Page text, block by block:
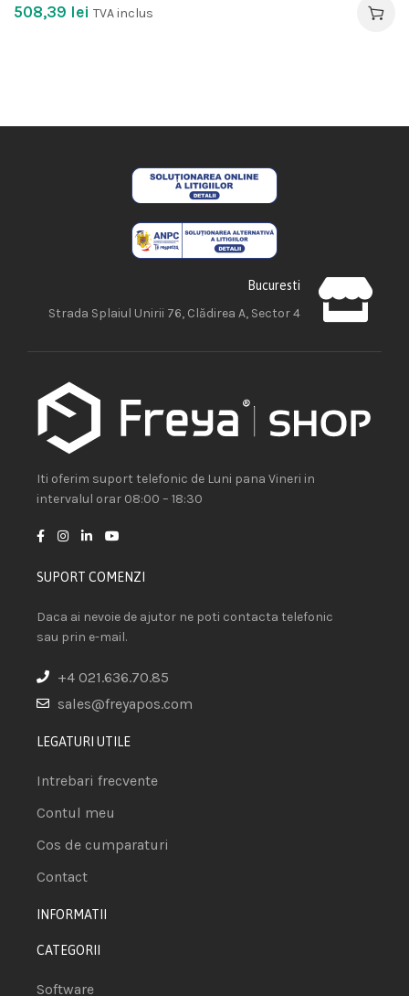
508,39 lei TVA inclus
Bucuresti
Strada Splaiul Unirii 76, Clădirea A, Sector 4
Iti oferim suport telefonic de Luni pana Vineri in
intervalul orar 08:00 – 18:30
SUPORT COMENZI
Daca ai nevoie de ajutor ne poti contacta telefonic
sau prin e-mail.
+4 021.636.70.85
sales@freyapos.com
LEGATURI UTILE
Intrebari frecvente
Contul meu
Cos de cumparaturi
Contact
INFORMATII
CATEGORII
Software